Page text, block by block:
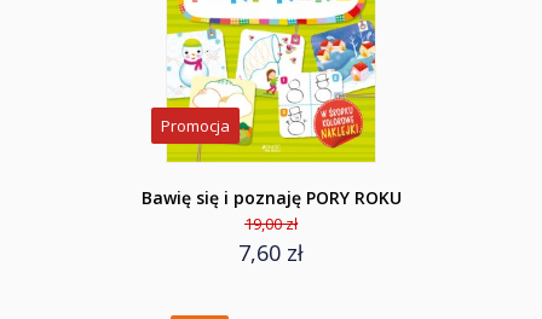
Promocja
Bawię się i poznaję PORY ROKU
19,00 zł
7,60 zł